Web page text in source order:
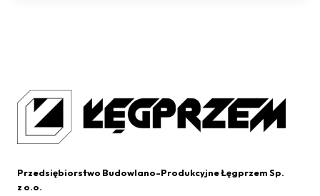
Przedsiębiorstwo Budowlano-Produkcyjne Łęgprzem Sp.
z o.o.